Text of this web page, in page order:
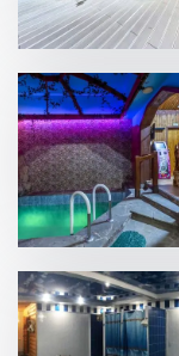
Банный
Аква-зона
Джакузи
Бассейн
Обливная
Развлечения